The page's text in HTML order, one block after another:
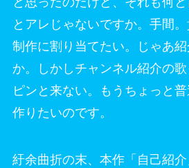
とアレじゃないですか。手間
制作に割り当てたい。じゃあ
か。しかしチャンネル紹介の
ピンと来ない。もうちょっと
作りたいのです。
紆余曲折の末、本作「自己紹